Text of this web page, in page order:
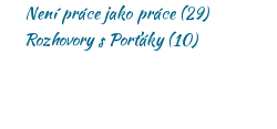
Není práce jako práce(29)
Rozhovory s Porťáky(10)